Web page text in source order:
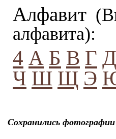
Алфавит
алфавита):
4 А Б В Г Д
Ч Ш Щ Э
Сохранились